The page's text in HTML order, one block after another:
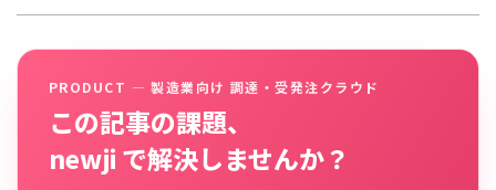
PRODUCT — 製造業向け 調達・受発注クラウド
この記事の課題、
newji で解決しませんか？